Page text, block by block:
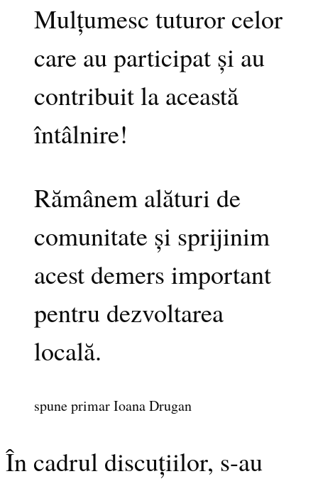
Mulțumesc tuturor celor
care au participat și au
contribuit la această
întâlnire!
Rămânem alături de
comunitate și sprijinim
acest demers important
pentru dezvoltarea
locală.
spune primar Ioana Drugan
În cadrul discuțiilor, s-au